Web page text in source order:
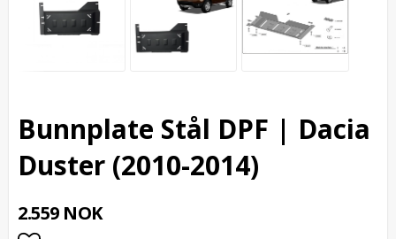
Bunnplate Stål DPF | Dacia
Duster (2010-2014)
2.559 NOK